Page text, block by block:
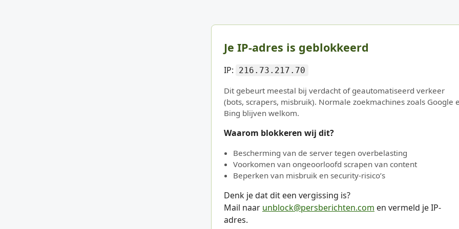
Je IP-adres is geblokkeerd
IP: 216.73.217.70
Dit gebeurt meestal bij verdacht of geautomatiseerd verkeer
(bots, scrapers, misbruik). Normale zoekmachines zoals Google
Bing blijven welkom.
Waarom blokkeren wij dit?
Bescherming van de server tegen overbelasting
Voorkomen van ongeoorloofd scrapen van content
Beperken van misbruik en security-risico’s
Denk je dat dit een vergissing is?
Mail naar unblock@persberichten.com en vermeld je IP-
adres.